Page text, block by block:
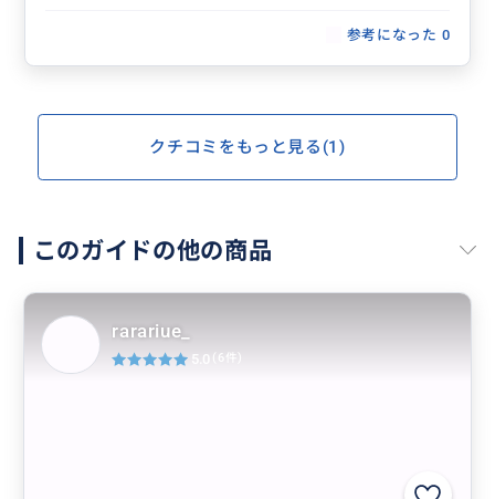
参考になった 0
クチコミをもっと見る(1)
このガイドの他の商品
rarariue_
5.0 (6件)